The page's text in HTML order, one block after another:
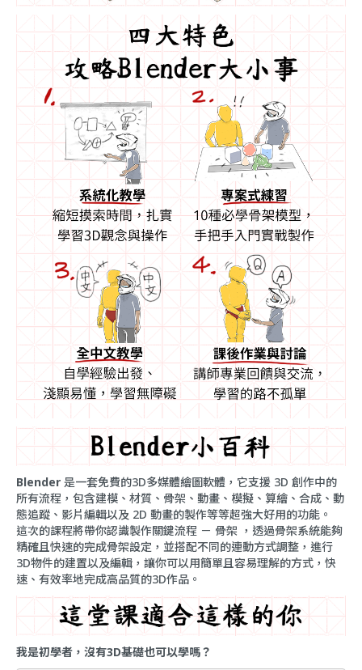
Blender 是一套免費的3D多媒體繪圖軟體，它支援 3D 創作中的
所有流程，包含建模、材質、骨架、動畫、模擬、算繪、合成、動
態追蹤、影片編輯以及 2D 動畫的製作等等超強大好用的功能。
這次的課程將帶你認識製作關鍵流程 － 骨架 ，透過骨架系統能夠
精確且快速的完成骨架設定，並搭配不同的連動方式調整，進行
3D物件的建置以及編輯，讓你可以用簡單且容易理解的方式，快
速、有效率地完成高品質的3D作品。
我是初學者，沒有3D基礎也可以學嗎？